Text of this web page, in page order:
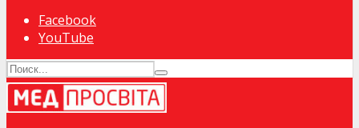
Facebook
YouTube